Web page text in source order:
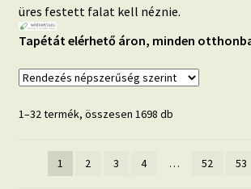
Beton hatású tapéták
üres festett falat kell néznie.
Tapétát elérhető áron, minden
1–32 termék, összesen 1698 dbSorted
1
2 3 4 … 52 53